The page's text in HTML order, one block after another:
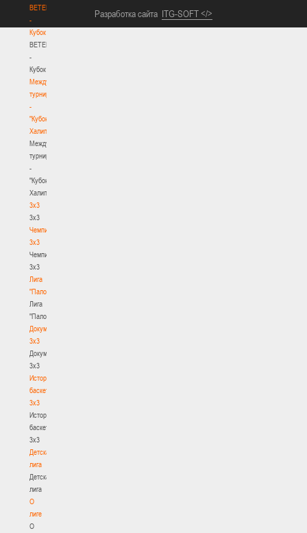
BETERA
-
Кубок
BETERA
-
Кубок
Международный
турнир
-
"Кубок
Халипского"
Международный
турнир
-
"Кубок
Халипского"
3x3
3x3
Чемпионат
3х3
Чемпионат
3х3
Лига
"Палова"
Лига
"Палова"
Документы
3х3
Документы
3х3
История
баскетбола
3х3
История
баскетбола
3х3
Детская
лига
Детская
лига
О
лиге
О
Разработка сайта ITG-SOFT </>